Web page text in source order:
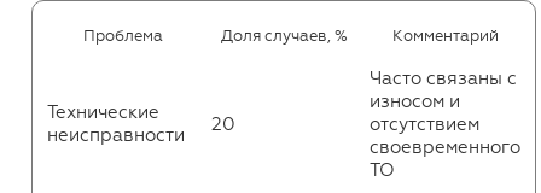
Проблема Доля случаев, % Комментарий
Технические
неисправности
20
Часто связаны с
износом и
отсутствием
своевременного
ТО